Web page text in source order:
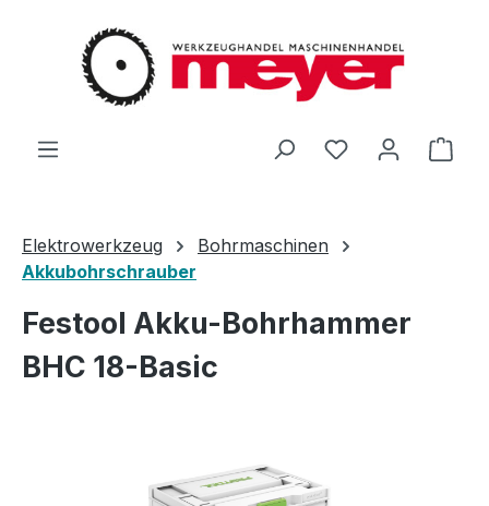
Zum Hauptinhalt springen
Du hast 0
Elektrowerkzeug
Bohrmaschinen
Akkubohrschrauber
Festool Akku-Bohrhammer
BHC 18-Basic